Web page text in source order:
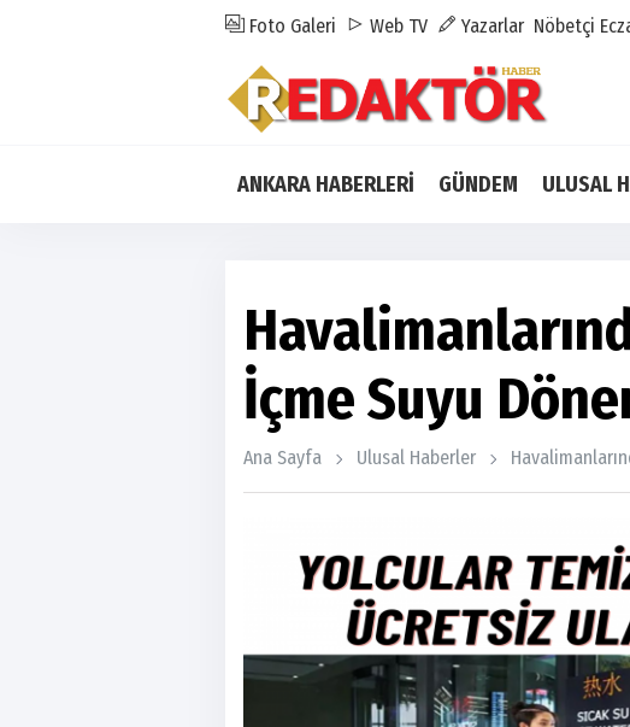
Foto Galeri Web TV Yazarlar Nöbetçi
ANKARA HABERLERİ GÜNDEM ULUSAL
İçme Suyu
Ana Sayfa Ulusal Haberler